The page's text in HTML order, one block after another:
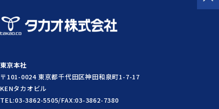
東京本社
〒101-0024 東京都千代田区神田和泉町1-7-17
KENタカオビル
TEL:03-3862-5505/FAX:03-3862-7380